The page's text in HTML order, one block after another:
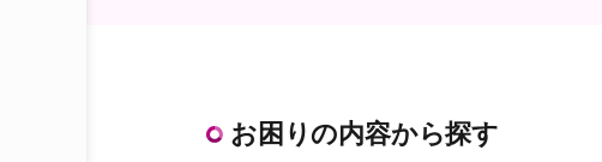
お困りの内容から探す